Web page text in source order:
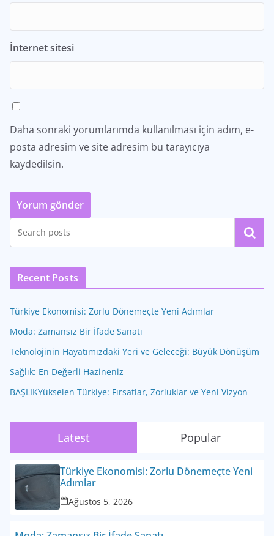
İnternet sitesi
Daha sonraki yorumlarımda kullanılması için adım, e-
posta adresim ve site adresim bu tarayıcıya
kaydedilsin.
Ara
Recent Posts
Türkiye Ekonomisi: Zorlu Dönemeçte Yeni Adımlar
Moda: Zamansız Bir İfade Sanatı
Teknolojinin Hayatımızdaki Yeri ve Geleceği: Büyük Dönüşüm
Sağlık: En Değerli Hazineniz
BAŞLIKYükselen Türkiye: Fırsatlar, Zorluklar ve Yeni Vizyon
Latest Popular
Türkiye Ekonomisi: Zorlu Dönemeçte Yeni
Adımlar
Ağustos 5, 2026